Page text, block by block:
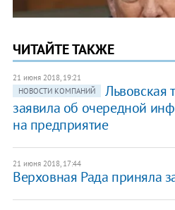
ЧИТАЙТЕ ТАКЖЕ
21 июня 2018, 19:21
НОВОСТИ КОМПАНИЙ
Львовская
заявила об очередной
на предприятие
21 июня 2018, 17:44
Верховная Рада приняла